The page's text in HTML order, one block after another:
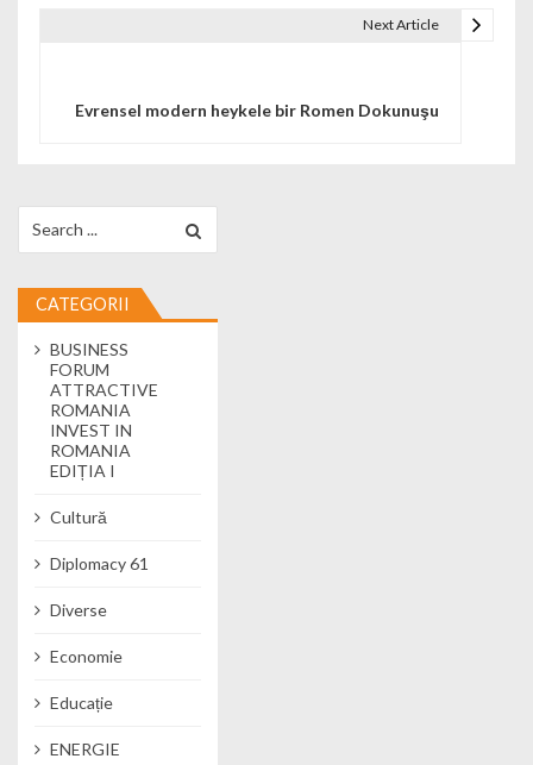
Next Article
Evrensel modern heykele bir Romen Dokunuşu
CATEGORII
BUSINESS
FORUM
ATTRACTIVE
ROMANIA
INVEST IN
ROMANIA
EDIȚIA I
Cultură
Diplomacy 61
Diverse
Economie
Educație
ENERGIE